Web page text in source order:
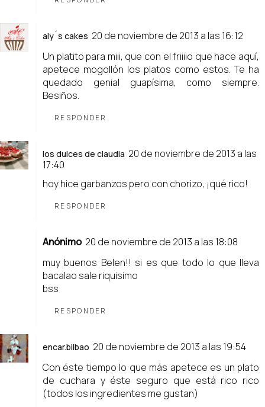
aly´s cakes 20 de noviembre de 2013 a las 16:12
Un platito para miii, que con el friiiio que hace aquí,
apetece mogollón los platos como estos. Te ha
quedado genial guapísima, como siempre.
Besiños.
RESPONDER
los dulces de claudia 20 de noviembre de 2013 a las
17:40
hoy hice garbanzos pero con chorizo, ¡qué rico!
RESPONDER
Anónimo 20 de noviembre de 2013 a las 18:08
muy buenos Belen!! si es que todo lo que lleva
bacalao sale riquisimo
bss
RESPONDER
encar.bilbao 20 de noviembre de 2013 a las 19:54
Con éste tiempo lo que más apetece es un plato
de cuchara y éste seguro que está rico rico
(todos los ingredientes me gustan)